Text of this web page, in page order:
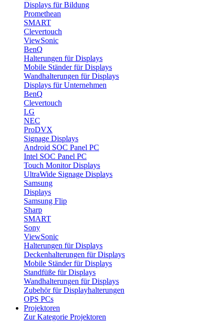
Displays für Bildung
Promethean
SMART
Clevertouch
ViewSonic
BenQ
Halterungen für Displays
Mobile Ständer für Displays
Wandhalterungen für Displays
Displays für Unternehmen
BenQ
Clevertouch
LG
NEC
ProDVX
Signage Displays
Android SOC Panel PC
Intel SOC Panel PC
Touch Monitor Displays
UltraWide Signage Displays
Samsung
Displays
Samsung Flip
Sharp
SMART
Sony
ViewSonic
Halterungen für Displays
Deckenhalterungen für Displays
Mobile Ständer für Displays
Standfüße für Displays
Wandhalterungen für Displays
Zubehör für Displayhalterungen
OPS PCs
Projektoren
Zur Kategorie Projektoren